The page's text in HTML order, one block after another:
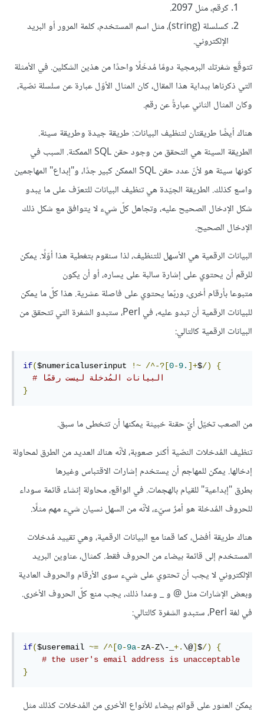
كرقم، مثل 2097.
كسلسلة (string)، مثل اسم المستخدم، كلمة المرور أو البريد
الإلكتروني.
تتوقّع شفرتك البرمجية دومًا مُدخَلًا واحدًا من هذين الشكلين. في الأمثلة
التي ذكرناها ببداية هذا المقال، كان المثال الأوّل عبارة عن سلسلة نصّية،
وكان المثال الثاني عبارةً عن رقم.
هناك أيضًا طريقتان لتنظيف البيانات: طريقة جيدة وطريقة سيئة.
الطريقة السيئة هي التحقق من وجود حقن SQL الممكنة. السبب في
كونها سيئة هو لأنّ عدد حقن SQL الممكن كبير جدًا، و"إبداع" المهاجمين
واسع كذلك. الطريقة الجيّدة هي تنظيف البيانات للتعرّف على ما يبدو
شكل الإدخال الصحيح عليه، وتجاهل كلّ شيء لا يتوافق مع شكل ذلك
الإدخال الصحيح.
البيانات الرقمية هي الأسهل للتنظيف، لذا سنقوم بتغطية هذا أوّلًا. يمكن
للرقم أن يحتوي على إشارة سالبة على يساره، أو أن يكون
متبوعا بأرقام أخرى، وربّما يحتوي على فاصلة عشرية. هذا كلّ ما يمكن
للبيانات الرقمية أن تبدو عليه، في Perl، ستبدو الشفرة التي تتحقق من
البيانات الرقمية كالتالي:
if($numericaluserinput !~ /^-?[0-9. ]+$/)
{
# البيانات المُدخلة ليست رقمًا
}
من الصعب تخيّل أيّ حقنة خبيثة يمكنها أن تتخطى ما سبق.
تنظيف المُدخلات النصّية أكثر صعوبة، لأنّه هناك العديد من الطرق لمحاولة
إدخالها. يمكن للمهاجم أن يستخدم إشارات الاقتباس وغيرها
بطرق "إبداعية" للقيام بالهجمات. في الواقع، محاولة إنشاء قائمة سوداء
للحروف المُدخلة هو أمرٌ سيّء، لأنّه من السهل نسيان شيء مهم مثلًا.
هناك طريقة أفضل، كما قمنا مع البيانات الرقمية، وهي تقييد مُدخلات
المستخدم إلى قائمة بيضاء من الحروف فقط. كمثال، عناوين البريد
الإلكتروني لا يجب أن تحتوي على شيء سوى الأرقام والحروف العادية
وبعض الإشارات مثل @ و _ وعدا ذلك، يجب منع كلّ الحروف الأخرى.
في لغة Perl، ستبدو الشفرة كالتالي:
if($useremail ~= /^[0-9a-zA-Z\-_ +. \@]$/)
{
# the user's email address is unacceptable
}
يمكن العثور على قوائم بيضاء للأنواع الأخرى من المُدخلات كذلك مثل